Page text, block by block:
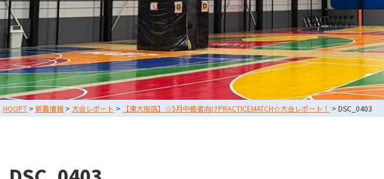
HOOPERSスクール
バスケ×BBQ
お知らせ
スタッフブログ
お問い合わせ
HOOP7 > 新着情報 > 大会レポート > 【東大阪店】☆5月中級者向けPRACTICEMATCH☆大会レポート！ > DSC_0403